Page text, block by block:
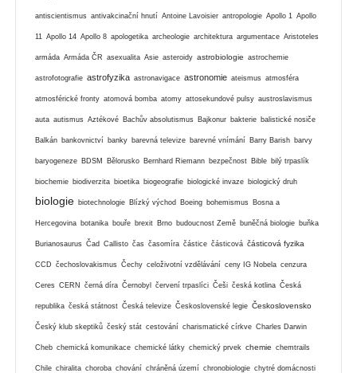
antiscientismus antivakcinační hnutí Antoine Lavoisier antropologie Apollo 1 Apollo
11 Apollo 14 Apollo 8 apologetika archeologie architektura argumentace Aristoteles
armáda Armáda ČR asexualita Asie asteroidy astrobiologie astrochemie
astrofotografie astrofyzika astronavigace astronomie ateismus atmosféra
atmosférické fronty atomová bomba atomy attosekundové pulsy austroslavismus
auta autismus Aztékové Bachův absolutismus Bajkonur bakterie balistické nosiče
Balkán bankovnictví banky barevná televize barevné vnímání Barry Barish barvy
baryogeneze BDSM Bělorusko Bernhard Riemann bezpečnost Bible bilý trpaslík
biochemie biodiverzita bioetika biogeografie biologické invaze biologický druh
biologie biotechnologie Blízký východ Boeing bohemismus Bosna a
Hercegovina botanika bouře brexit Brno budoucnost Země buněčná biologie buňka
Burianosaurus Čad Callisto čas časomíra částice částicová částicová fyzika
CCD čechoslovakismus Čechy celoživotní vzdělávání ceny IG Nobela cenzura
Ceres CERN černá díra Černobyl červení trpaslíci Češi česká kotlina Česká
republika česká státnost Česká televize Československé legie Československo
Český klub skeptiků český stát cestování charismatické církve Charles Darwin
Cheb chemická komunikace chemické látky chemický prvek chemie chemtrails
Chile chiralita choroba chování chráněná území chronobiologie chytré domácnosti